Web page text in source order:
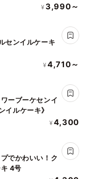
》
¥ 3,990～
センイルケーキ
¥ 4,710～
ーブーケセンイ
ルケーキ》
¥ 4,300
でかわいい！ク
4号